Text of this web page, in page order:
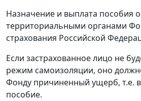
Назначение и выплата пособия
территориальными органами
страхования Российской
Если застрахованное лицо не
режим самоизоляции, оно
Фонду причиненный ущерб, т.е.
пособие.